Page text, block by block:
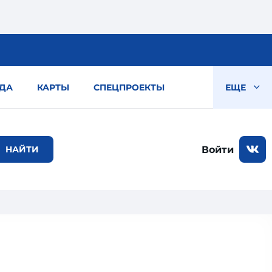
КАРТЫ СПЕЦПРОЕКТЫ ЕЩЕ
Войти